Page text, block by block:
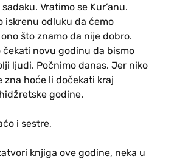
Vratimo se Kur’anu.
iskrenu odluku da ćemo
što znamo da nije dobro.
čekati novu godinu da bismo
ljudi. Počnimo danas. Jer niko
zna hoće li dočekati kraj
godine.
i sestre,
knjiga ove godine, neka u